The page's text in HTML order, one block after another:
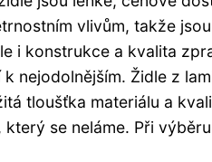
vlivům, takže
i konstrukce a kvalita
nejodolnějším. Židle z
tloušťka materiálu a
se neláme. Při